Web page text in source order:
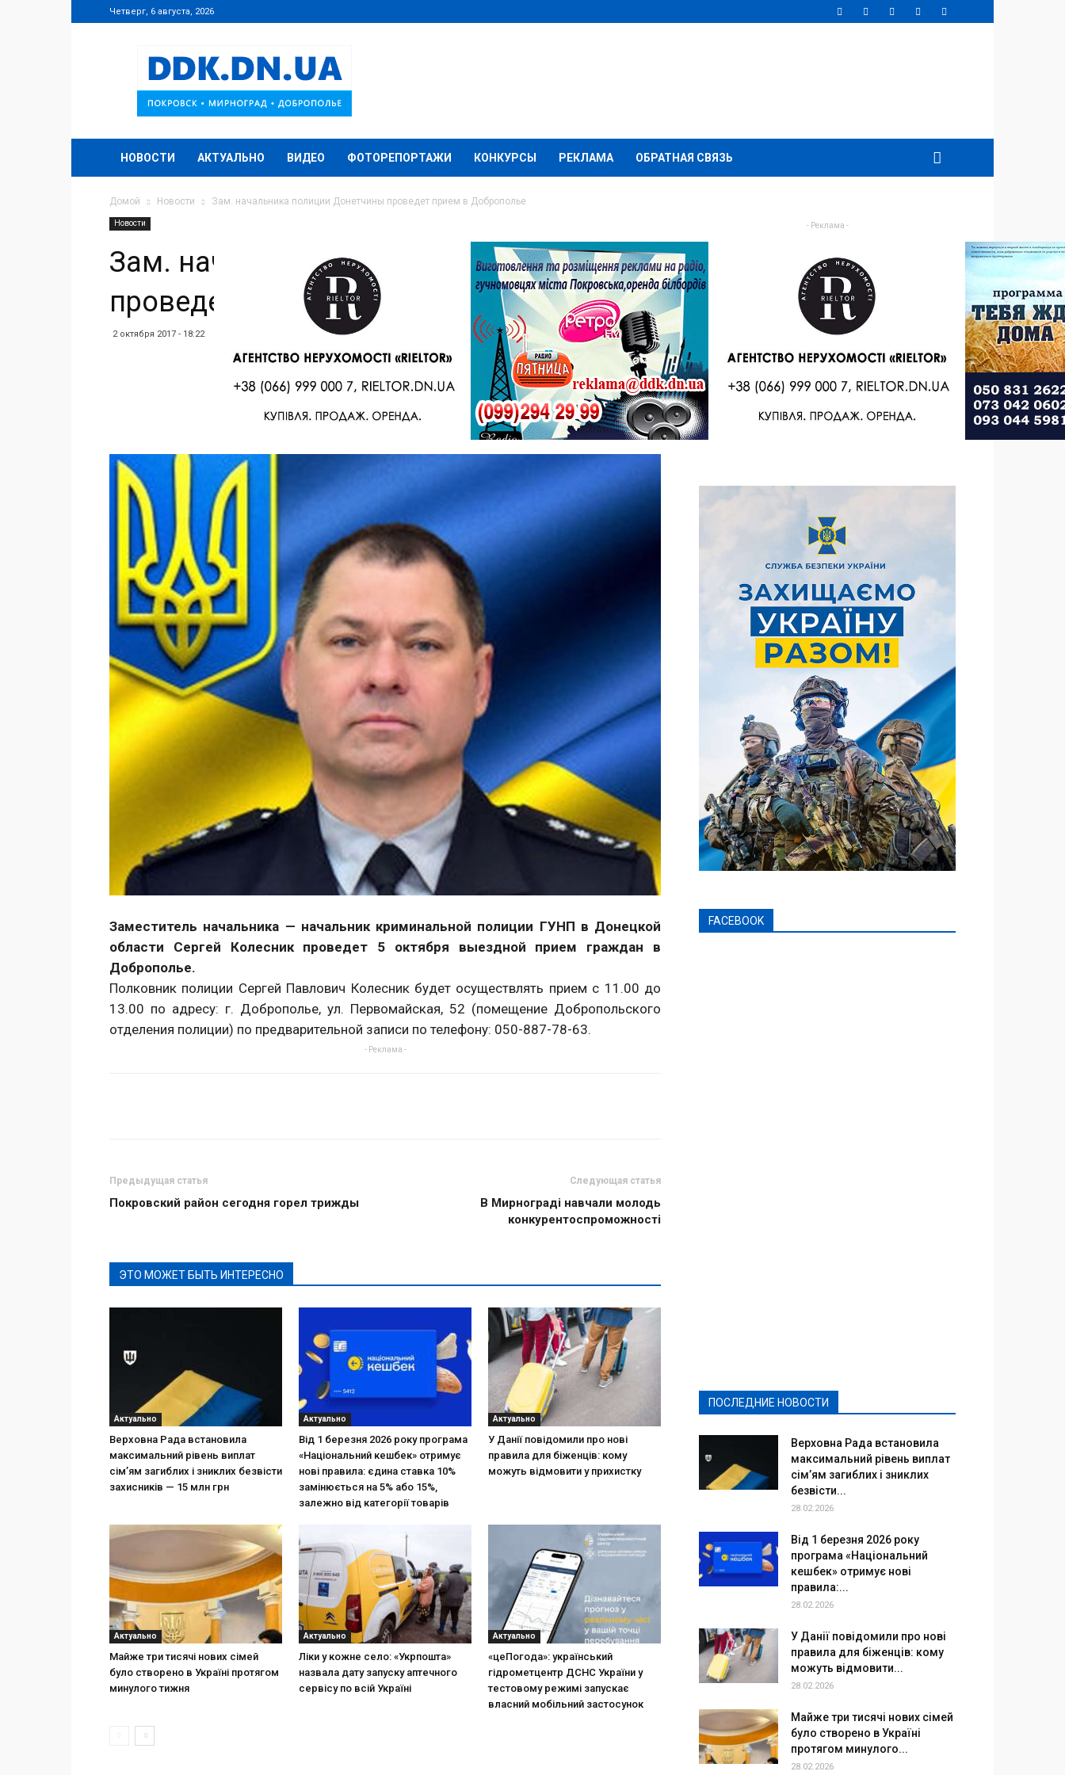
Четверг, 6 августа, 2026
DDK.DN.UA
НОВОСТИ АКТУАЛЬНО ВИДЕО ФОТОРЕПОРТАЖИ КОНКУРСЫ РЕКЛАМА ОБРАТНАЯ СВЯЗЬ
Домой Новости Зам. начальника полиции Донетчины проведет прием в Доброполье
Новости
Зам. начальника полиции Донетчины
проведет прием в Доброполье
2 октября 2017 - 18:22
Заместитель начальника — начальник криминальной полиции ГУНП в Донецкой
области Сергей Колесник проведет 5 октября выездной прием граждан в
Доброполье.
Полковник полиции Сергей Павлович Колесник будет осуществлять прием с 11.00 до
13.00 по адресу: г. Доброполье, ул. Первомайская, 52 (помещение Добропольского
отделения полиции) по предварительной записи по телефону: 050-887-78-63.
- Реклама -
Предыдущая статья
Покровский район сегодня горел трижды
Следующая статья
В Мирнограді навчали молодь
конкурентоспроможності
ЭТО МОЖЕТ БЫТЬ ИНТЕРЕСНО
Актуально
Верховна Рада встановила
максимальний рівень виплат
сім’ям загиблих і зниклих безвісти
захисників — 15 млн грн
Актуально
Від 1 березня 2026 року програма
«Національний кешбек» отримує
нові правила: єдина ставка 10%
замінюється на 5% або 15%,
залежно від категорії товарів
Актуально
У Данії повідомили про нові
правила для біженців: кому
можуть відмовити у прихистку
Актуально
Майже три тисячі нових сімей
було створено в Україні протягом
минулого тижня
Актуально
Ліки у кожне село: «Укрпошта»
назвала дату запуску аптечного
сервісу по всій Україні
Актуально
«цеПогода»: український
гідрометцентр ДСНС України у
тестовому режимі запускає
власний мобільний застосунок
- Реклама -
FACEBOOK
ПОСЛЕДНИЕ НОВОСТИ
Верховна Рада встановила
максимальний рівень виплат
сім’ям загиблих і зниклих
безвісти...
28.02.2026
Від 1 березня 2026 року
програма «Національний
кешбек» отримує нові
правила:...
28.02.2026
У Данії повідомили про нові
правила для біженців: кому
можуть відмовити...
28.02.2026
Майже три тисячі нових сімей
було створено в Україні
протягом минулого...
28.02.2026